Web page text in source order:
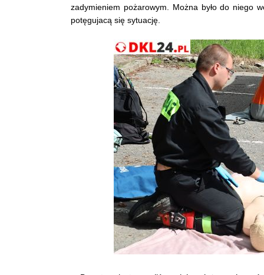
zadymieniem pożarowym. Można było do niego
potęgujacą się sytuację.